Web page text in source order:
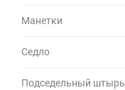
Манетки
Седло
Подседельный штырь